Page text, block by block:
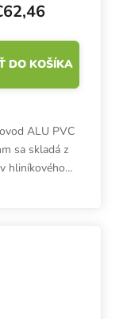
DO KOŠÍKA
ALU PVC
sa skladá z
hliníkového